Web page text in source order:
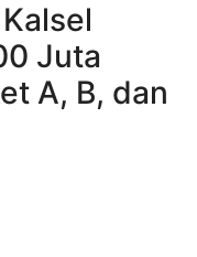
Juta
A, B, dan